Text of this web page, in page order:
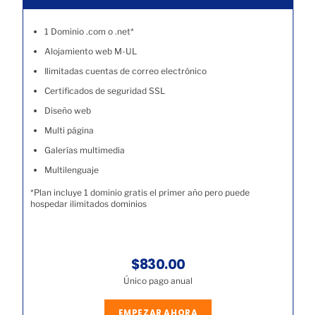
1 Dominio .com o .net*
Alojamiento web M-UL
Ilimitadas cuentas de correo electrónico
Certificados de seguridad SSL
Diseño web
Multi página
Galerías multimedia
Multilenguaje
*Plan incluye 1 dominio gratis el primer año pero puede
hospedar ilimitados dominios
$830.00
Único pago anual